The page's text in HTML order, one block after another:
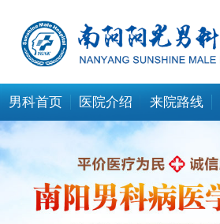
男科首页 医院介绍 来院路线